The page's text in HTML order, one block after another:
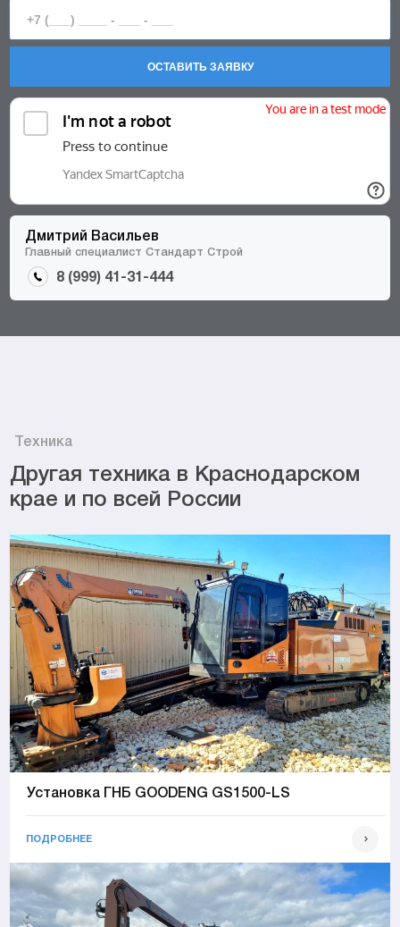
ОСТАВИТЬ ЗАЯВКУ
Дмитрий Васильев
Главный специалист Стандарт Строй
8 (999) 41-31-444
Техника
Другая техника в Краснодарском
крае и по всей России
Установка ГНБ GOODENG GS1500-LS
ПОДРОБНЕЕ